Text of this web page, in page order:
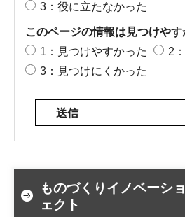
3：役に立たなかった
このページの情報は見つけやす
1：見つけやすかった
2
3：見つけにくかった
ものづくりイノベーシ
ェクト